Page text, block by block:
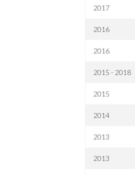
2017
2016
2016
2015 - 2018
2015
2014
2013
2013